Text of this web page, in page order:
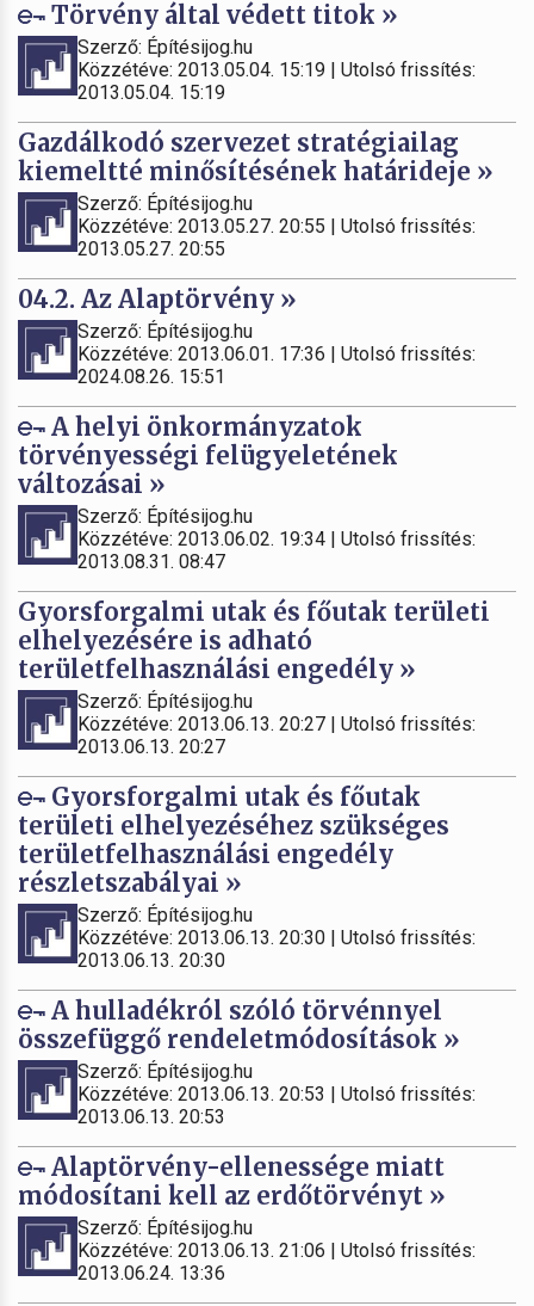
Törvény által védett titok »
Szerző: Építésijog.hu
Közzétéve: 2013.05.04. 15:19 | Utolsó frissítés:
2013.05.04. 15:19
Gazdálkodó szervezet stratégiailag
kiemeltté minősítésének határideje »
Szerző: Építésijog.hu
Közzétéve: 2013.05.27. 20:55 | Utolsó frissítés:
2013.05.27. 20:55
04.2. Az Alaptörvény »
Szerző: Építésijog.hu
Közzétéve: 2013.06.01. 17:36 | Utolsó frissítés:
2024.08.26. 15:51
A helyi önkormányzatok
törvényességi felügyeletének
változásai »
Szerző: Építésijog.hu
Közzétéve: 2013.06.02. 19:34 | Utolsó frissítés:
2013.08.31. 08:47
Gyorsforgalmi utak és főutak területi
elhelyezésére is adható
területfelhasználási engedély »
Szerző: Építésijog.hu
Közzétéve: 2013.06.13. 20:27 | Utolsó frissítés:
2013.06.13. 20:27
Gyorsforgalmi utak és főutak
területi elhelyezéséhez szükséges
területfelhasználási engedély
részletszabályai »
Szerző: Építésijog.hu
Közzétéve: 2013.06.13. 20:30 | Utolsó frissítés:
2013.06.13. 20:30
A hulladékról szóló törvénnyel
összefüggő rendeletmódosítások »
Szerző: Építésijog.hu
Közzétéve: 2013.06.13. 20:53 | Utolsó frissítés:
2013.06.13. 20:53
Alaptörvény-ellenessége miatt
módosítani kell az erdőtörvényt »
Szerző: Építésijog.hu
Közzétéve: 2013.06.13. 21:06 | Utolsó frissítés:
2013.06.24. 13:36